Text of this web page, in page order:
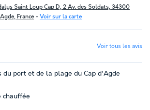
Saint Loup Cap D, 2 Av. des Soldats, 34300
France - Voir sur la carte
Voir tous les avis
du port et de la plage du Cap d'Agde
chauffée